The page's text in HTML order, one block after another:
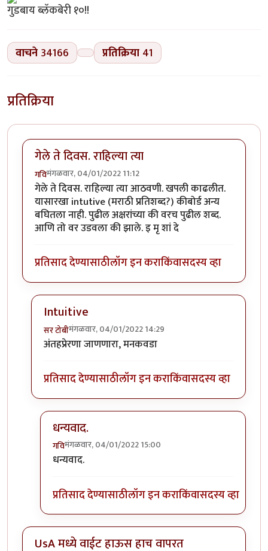
गुडबाय ब्लॅकबेरी १०!!
वाचने 34166 प्रतिक्रिया 41
प्रतिक्रिया
गेले ते दिवस. राहिल्या त्या
गविमंगळवार, 04/01/2022 11:12
गेले ते दिवस. राहिल्या त्या आठवणी. खपली काढलीत.
यासारखा intutive (मराठी प्रतिशब्द?) कीबोर्ड अन्य
बघितला नाही. पुढील अक्षरांच्या की वरच पुढील शब्द.
आणि तो वर उडवला की झाले. इ मृ शां दे
प्रतिसाद देण्यासाठीलॉग इन कराकिंवासदस्य व्हा
Intuitive
सर टोबीमंगळवार, 04/01/2022 14:29
In reply toगेले ते दिवस. राहिल्या त्या
अंतहप्रेरणा जाणणारा, मनकवडा
प्रतिसाद देण्यासाठीलॉग इन कराकिंवासदस्य व्हा
धन्यवाद.
गविमंगळवार, 04/01/2022 15:00
In reply to
धन्यवाद.
प्रतिसाद देण्यासाठीलॉग इन कराकिंवासदस्य व्हा
UsA मध्ये वाईट हाऊस हाच वापरत